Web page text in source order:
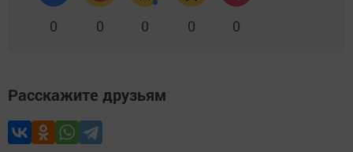
0 0 0 0 0
Расскажите друзьям